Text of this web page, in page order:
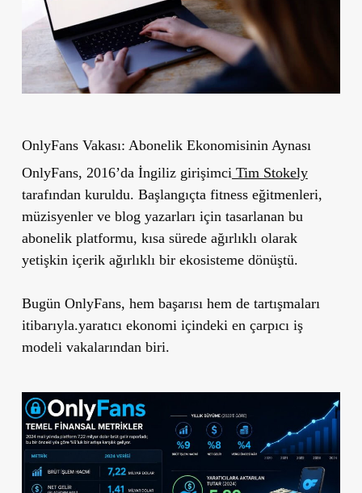
OnlyFans Vakası: Abonelik Ekonomisinin Aynası
OnlyFans, 2016’da İngiliz girişimciTim Stokely
tarafından kuruldu. Başlangıçta fitness eğitmenleri,
müzisyenler ve blog yazarları için tasarlanan bu
abonelik platformu, kısa sürede ağırlıklı olarak
yetişkin içerik ağırlıklı bir ekosisteme dönüştü.
Bugün OnlyFans, hem başarısı hem de tartışmaları
itibarıyla.yaratıcı ekonomi içindeki en çarpıcı iş
modeli vakalarından biri.